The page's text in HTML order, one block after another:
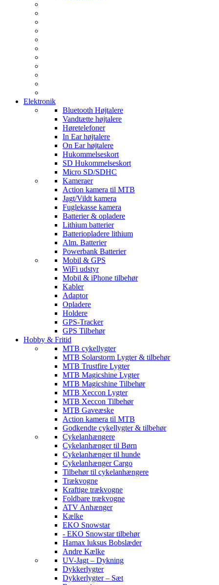
Elektronik
Bluetooth Højtalere
Vandtætte højtalere
Høretelefoner
In Ear højtalere
On Ear højtalere
Hukommelseskort
SD Hukommelseskort
Micro SD/SDHC
Kameraer
Action kamera til MTB
Jagt/Vildt kamera
Fuglekasse kamera
Batterier & opladere
Lithium batterier
Batteriopladere lithium
Alm. Batterier
Powerbank Batterier
Mobil & GPS
WiFi udstyr
Mobil & iPhone tilbehør
Kabler
Adaptor
Opladere
Holdere
GPS-Tracker
GPS Tilbehør
Hobby & Fritid
MTB cykellygter
MTB Solarstorm Lygter & tilbehør
MTB Trustfire Lygter
MTB Magicshine Lygter
MTB Magicshine Tilbehør
MTB Xeccon Lygter
MTB Xeccon Tilbehør
MTB Gaveæske
Action kamera til MTB
Godkendte cykellygter & tilbehør
Cykelanhængere
Cykelanhænger til Børn
Cykelanhænger til hunde
Cykelanhænger Cargo
Tilbehør til cykelanhængere
Trækvogne
Kraftige trækvogne
Foldbare trækvogne
ATV Anhænger
Kælke
EKO Snowstar
- EKO Snowstar tilbehør
Hamax luksus Bobslæder
Andre Kælke
UV-Jagt – Dykning
Dykkerlygter
Dykkerlygter – Sæt